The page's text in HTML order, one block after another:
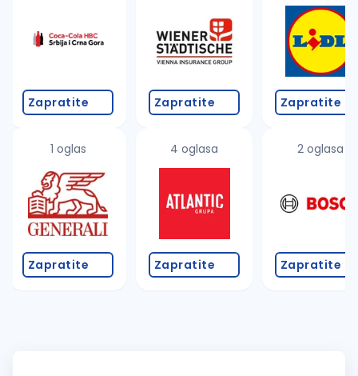
Zapratite
1 oglas
Zapratite
Zapratite
4 oglasa
Zapratite
Zapratite
2 oglasa
Zapratite